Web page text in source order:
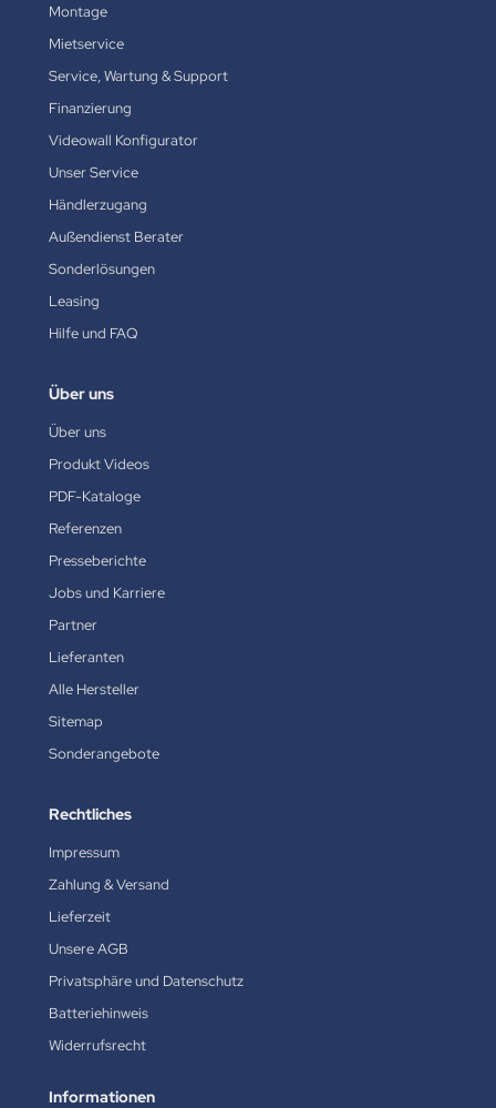
Montage
Mietservice
Service, Wartung & Support
Finanzierung
Videowall Konfigurator
Unser Service
Händlerzugang
Außendienst Berater
Sonderlösungen
Leasing
Hilfe und FAQ
Über uns
Über uns
Produkt Videos
PDF-Kataloge
Referenzen
Presseberichte
Jobs und Karriere
Partner
Lieferanten
Alle Hersteller
Sitemap
Sonderangebote
Rechtliches
Impressum
Zahlung & Versand
Lieferzeit
Unsere AGB
Privatsphäre und Datenschutz
Batteriehinweis
Widerrufsrecht
Informationen